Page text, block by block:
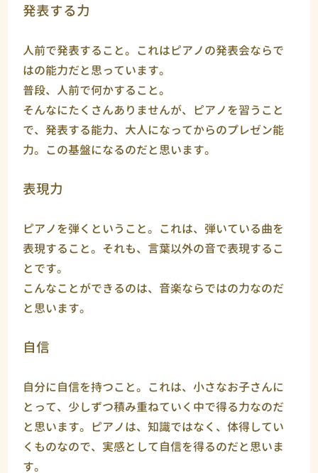
発表する力
人前で発表すること。これはピアノの発表会ならで
はの能力だと思っています。
普段、人前で何かすること。
そんなにたくさんありませんが、ピアノを習うこと
で、発表する能力、大人になってからのプレゼン能
力。この基盤になるのだと思います。
表現力
ピアノを弾くということ。これは、弾いている曲を
表現すること。それも、言葉以外の音で表現するこ
とです。
こんなことができるのは、音楽ならではの力なのだ
と思います。
自信
自分に自信を持つこと。これは、小さなお子さんに
とって、少しずつ積み重ねていく中で得る力なのだ
と思います。ピアノは、知識ではなく、体得してい
くものなので、実感として自信を得るのだと思いま
す。